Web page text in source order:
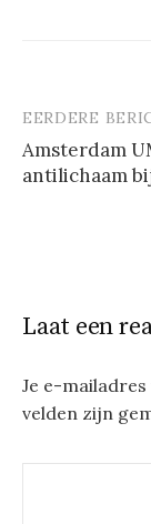
EERDERE
Amsterdam
antilichaam
Laat een
Je e-
velden zijn